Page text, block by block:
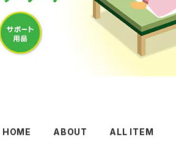
HOME ABOUT ALL ITEM